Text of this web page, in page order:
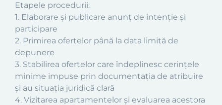
Etapele procedurii:
1. Elaborare și publicare anunț de intenție și
participare
2. Primirea ofertelor până la data limită de
depunere
3. Stabilirea ofertelor care îndeplinesc cerințele
minime impuse prin documentația de atribuire
și au situația juridică clară
4. Vizitarea apartamentelor și evaluarea acestora